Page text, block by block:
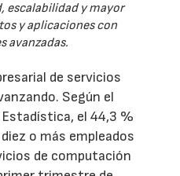
escalabilidad y mayor
y aplicaciones con
avanzadas.
de servicios
Según el
el 44,3 %
o más empleados
de computación